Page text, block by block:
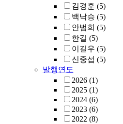
김경훈 (5)
백낙승 (5)
안범희 (5)
한길 (5)
이길우 (5)
신중섭 (5)
발행연도
2026 (1)
2025 (1)
2024 (6)
2023 (6)
2022 (8)